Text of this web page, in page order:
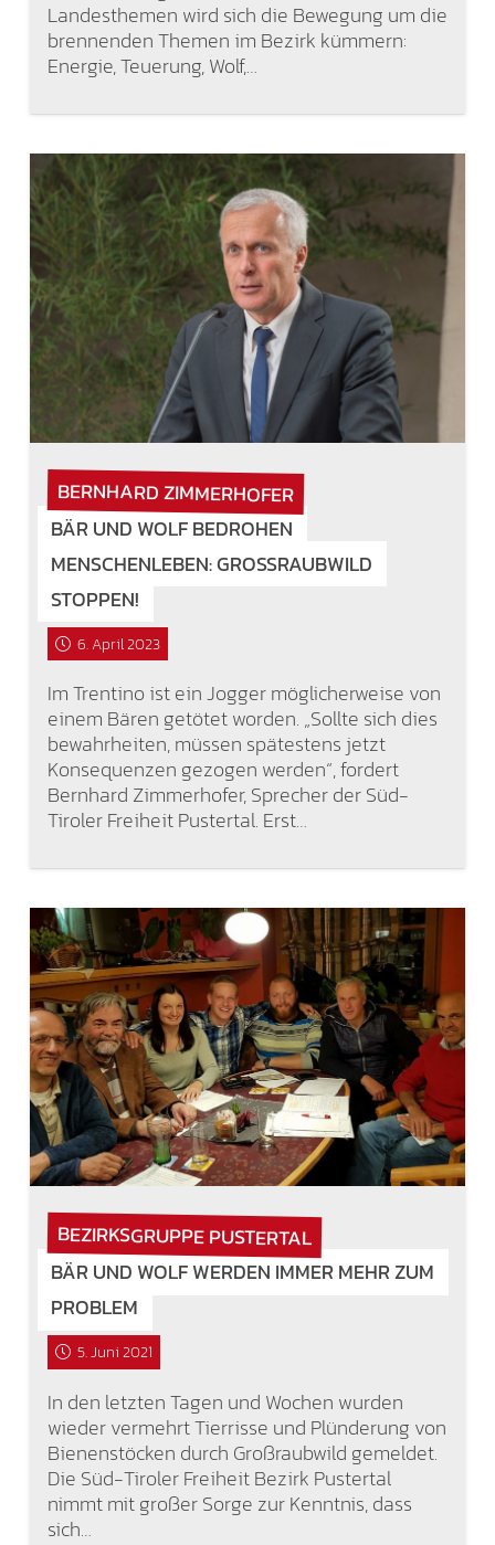
Landesthemen wird sich die Bewegung um die
brennenden Themen im Bezirk kümmern:
Energie, Teuerung, Wolf,…
BERNHARD ZIMMERHOFER
BÄR UND WOLF BEDROHEN
MENSCHENLEBEN: GROSSRAUBWILD S
TOPPEN!
6. April 2023
Im Trentino ist ein Jogger möglicherweise von
einem Bären getötet worden. „Sollte sich dies
bewahrheiten, müssen spätestens jetzt
Konsequenzen gezogen werden“, fordert
Bernhard Zimmerhofer, Sprecher der Süd-
Tiroler Freiheit Pustertal. Erst…
BEZIRKSGRUPPE PUSTERTAL
BÄR UND WOLF WERDEN IMMER MEHR ZUM
PROBLEM
5. Juni 2021
In den letzten Tagen und Wochen wurden
wieder vermehrt Tierrisse und Plünderung von
Bienenstöcken durch Großraubwild gemeldet.
Die Süd-Tiroler Freiheit Bezirk Pustertal
nimmt mit großer Sorge zur Kenntnis, dass
sich…